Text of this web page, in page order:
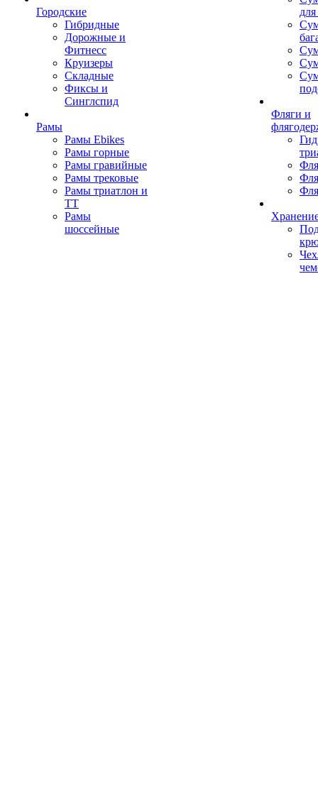
Городские
Гибридные
Дорожные и
Фитнесс
Круизеры
Складные
Фиксы и
Синглспид
Рамы
Рамы Ebikes
Рамы горные
Рамы гравийные
Рамы трековые
Рамы триатлон и
ТТ
Рамы
шоссейные
Фляги и